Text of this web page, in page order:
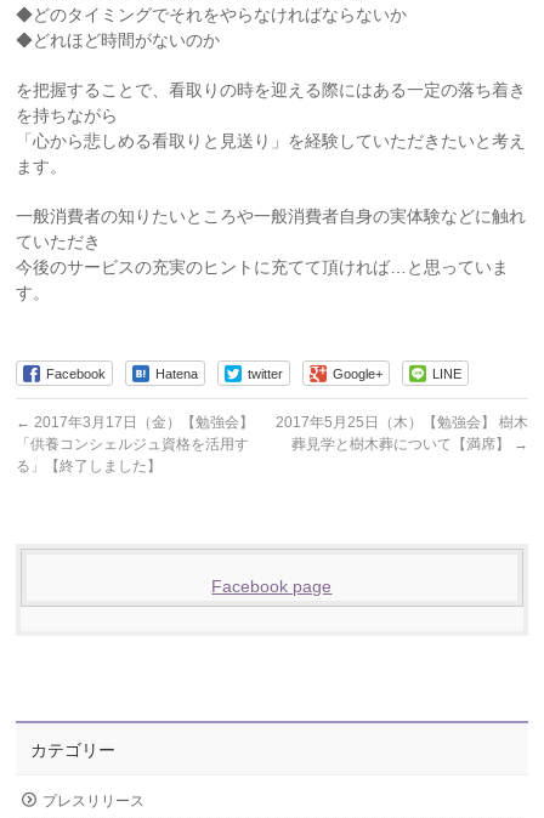
◆どのタイミングでそれをやらなければならないか
◆どれほど時間がないのか
を把握することで、看取りの時を迎える際にはある一定の落ち着き
を持ちながら
「心から悲しめる看取りと見送り」を経験していただきたいと考え
ます。
一般消費者の知りたいところや一般消費者自身の実体験などに触れ
ていただき
今後のサービスの充実のヒントに充てて頂ければ…と思っていま
す。
Facebook Hatena twitter Google+ LINE
← 2017年3月17日（金）【勉強会】
「供養コンシェルジュ資格を活用す
る」【終了しました】
2017年5月25日（木）【勉強会】 樹木
葬見学と樹木葬について【満席】
→
Facebook page
カテゴリー
プレスリリース